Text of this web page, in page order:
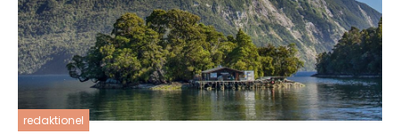
redaktionel